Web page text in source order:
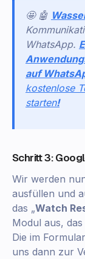
🤩 🤖
WhatsApp.
auf
kostenlose
starten!
Schritt 3:
Wir werden
ausfüllen und
das „Watch
Modul aus,
Die im
uns dann zur